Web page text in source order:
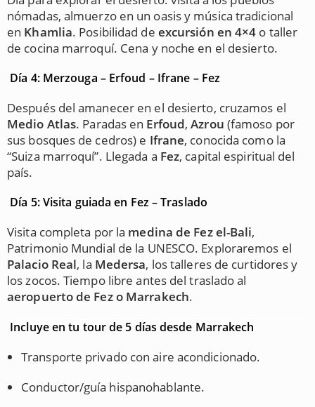
nómadas, almuerzo en un oasis y música tradicional
en Khamlia. Posibilidad de excursión en 4×4 o taller
de cocina marroquí. Cena y noche en el desierto.
Día 4: Merzouga – Erfoud – Ifrane – Fez
Después del amanecer en el desierto, cruzamos el
Medio Atlas. Paradas en Erfoud,Azrou (famoso por
sus bosques de cedros) e Ifrane, conocida como la
“Suiza marroquí”. Llegada a Fez, capital espiritual del
país.
Día 5: Visita guiada en Fez – Traslado
Visita completa por la medina de Fez el-Bali,
Patrimonio Mundial de la UNESCO. Exploraremos el
Palacio Real, la Medersa, los talleres de curtidores y
los zocos. Tiempo libre antes del traslado al
aeropuerto de Fez o Marrakech.
Incluye en tu tour de 5 días desde Marrakech
Transporte privado con aire acondicionado.
Conductor/guía hispanohablante.